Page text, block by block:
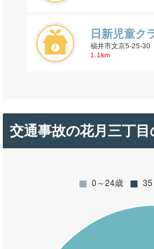
日新児童ク
福井市文京5-25-30
1.1km
交通事故の花月三丁目